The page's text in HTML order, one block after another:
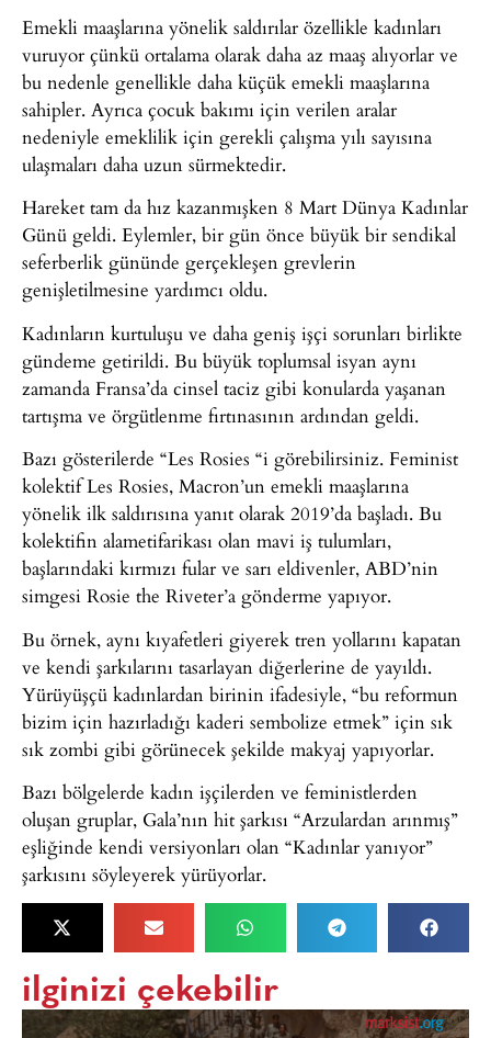
Emekli maaşlarına yönelik saldırılar özellikle kadınları
vuruyor çünkü ortalama olarak daha az maaş alıyorlar ve
bu nedenle genellikle daha küçük emekli maaşlarına
sahipler. Ayrıca çocuk bakımı için verilen aralar
nedeniyle emeklilik için gerekli çalışma yılı sayısına
ulaşmaları daha uzun sürmektedir.
Hareket tam da hız kazanmışken 8 Mart Dünya Kadınlar
Günü geldi. Eylemler, bir gün önce büyük bir sendikal
seferberlik gününde gerçekleşen grevlerin
genişletilmesine yardımcı oldu.
Kadınların kurtuluşu ve daha geniş işçi sorunları birlikte
gündeme getirildi. Bu büyük toplumsal isyan aynı
zamanda Fransa’da cinsel taciz gibi konularda yaşanan
tartışma ve örgütlenme fırtınasının ardından geldi.
Bazı gösterilerde “Les Rosies “i görebilirsiniz. Feminist
kolektif Les Rosies, Macron’un emekli maaşlarına
yönelik ilk saldırısına yanıt olarak 2019’da başladı. Bu
kolektifin alametifarikası olan mavi iş tulumları,
başlarındaki kırmızı fular ve sarı eldivenler, ABD’nin
simgesi Rosie the Riveter’a gönderme yapıyor.
Bu örnek, aynı kıyafetleri giyerek tren yollarını kapatan
ve kendi şarkılarını tasarlayan diğerlerine de yayıldı.
Yürüyüşçü kadınlardan birinin ifadesiyle, “bu reformun
bizim için hazırladığı kaderi sembolize etmek” için sık
sık zombi gibi görünecek şekilde makyaj yapıyorlar.
Bazı bölgelerde kadın işçilerden ve feministlerden
oluşan gruplar, Gala’nın hit şarkısı “Arzulardan arınmış”
eşliğinde kendi versiyonları olan “Kadınlar yanıyor”
şarkısını söyleyerek yürüyorlar.
ilginizi çekebilir